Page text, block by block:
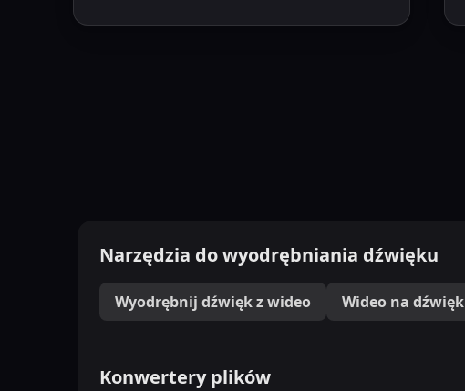
Narzędzia do wyodrębniania dźwięku
Wyodrębnij dźwięk z wideo Wideo na dźwięk
Konwertery plików